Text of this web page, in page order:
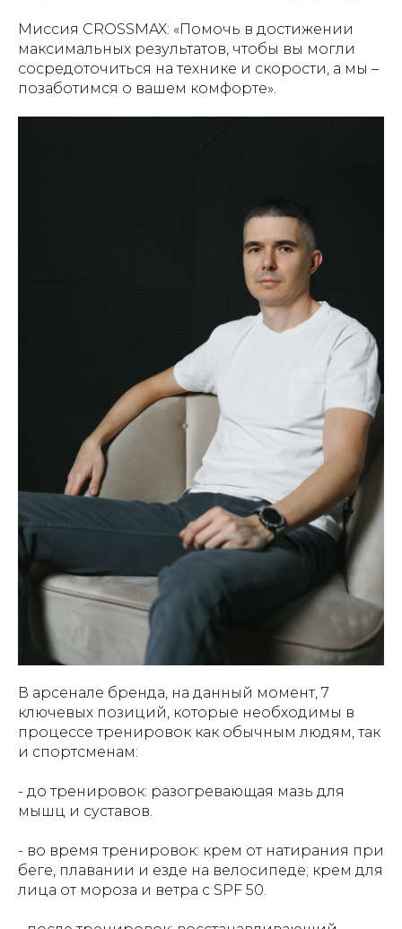
Миссия CROSSMAX: «Помочь в достижении
максимальных результатов, чтобы вы могли
сосредоточиться на технике и скорости, а мы –
позаботимся о вашем комфорте».
В арсенале бренда, на данный момент, 7
ключевых позиций, которые необходимы в
процессе тренировок как обычным людям, так
и спортсменам:
- до тренировок: разогревающая мазь для
мышц и суставов.
- во время тренировок: крем от натирания при
беге, плавании и езде на велосипеде; крем для
лица от мороза и ветра с SPF 50.